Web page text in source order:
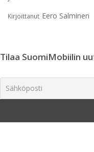
Kirjoittanut Eero Salminen
Tilaa SuomiMobiilin